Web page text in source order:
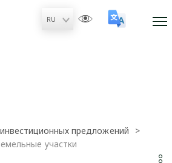
предложений
участки